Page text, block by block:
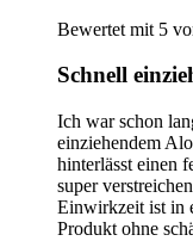
Bewertet mit 5
Schnell
Ich war schon
einziehendem
hinterlässt einen
super
Einwirkzeit ist in
Produkt ohne